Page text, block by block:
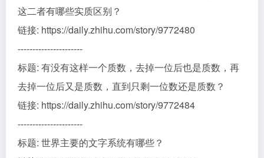
这二者有哪些实质区别？
链接: https://daily.zhihu.com/story/9772480
----------------------
标题: 有没有这样一个质数，去掉一位后也是质数，再
去掉一位后又是质数，直到只剩一位数还是质数？
链接: https://daily.zhihu.com/story/9772484
----------------------
标题: 世界主要的文字系统有哪些？